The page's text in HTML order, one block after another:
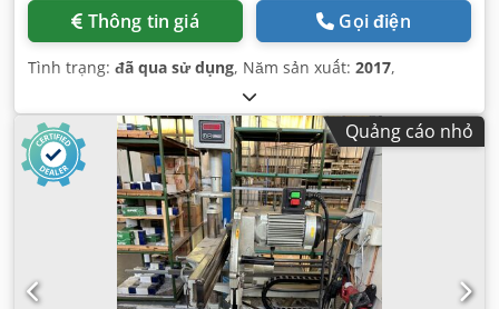
Thông tin giá Gọi điện
Tình trạng: đã qua sử dụng, Năm sản xuất: 2017,
Quảng cáo nhỏ